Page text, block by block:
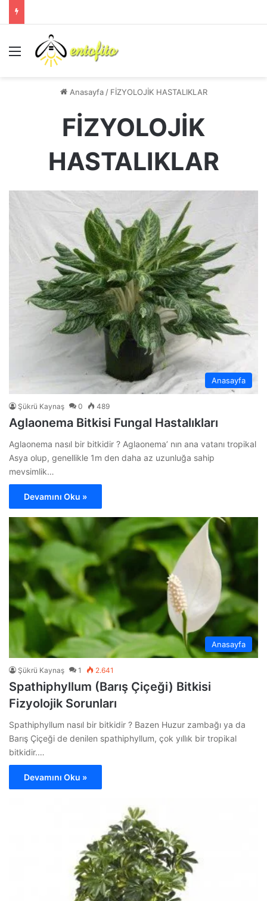
Menü
Anasayfa / FİZYOLOJİK HASTALIKLAR
FİZYOLOJİK
HASTALIKLAR
Anasayfa
Şükrü Kaynaş 0 489
Aglaonema Bitkisi Fungal Hastalıkları
Aglaonema nasıl bir bitkidir ? Aglaonema’ nın ana vatanı tropikal
Asya olup, genellikle 1m den daha az uzunluğa sahip
mevsimlik…
Devamını Oku »
Anasayfa
Şükrü Kaynaş 1 2.641
Spathiphyllum (Barış Çiçeği) Bitkisi
Fizyolojik Sorunları
Spathiphyllum nasıl bir bitkidir ? Bazen Huzur zambağı ya da
Barış Çiçeği de denilen spathiphyllum, çok yıllık bir tropikal
bitkidir.…
Devamını Oku »